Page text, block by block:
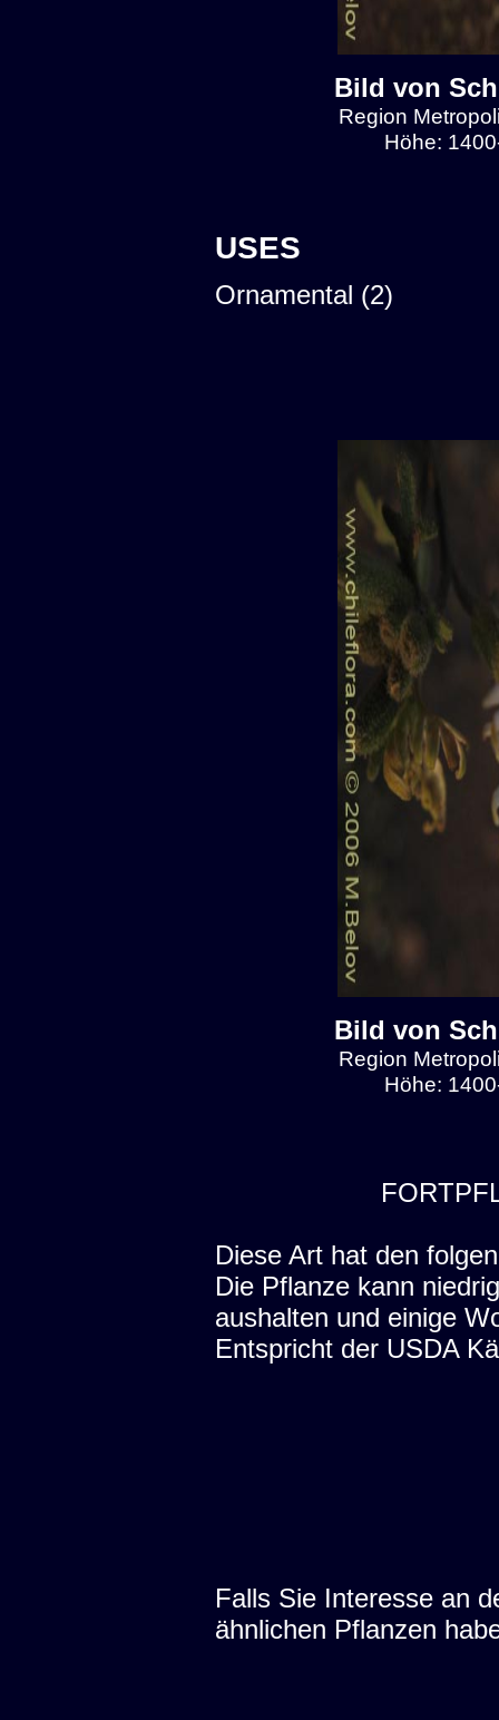
Bild von
Region
Höhe:
USES
Ornamental (2)
Bild von
Region
Höhe:
Diese Art hat den
Die Pflanze kann
aushalten und einige
Entspricht der USDA
Falls Sie Interesse an
ähnlichen Pflanzen